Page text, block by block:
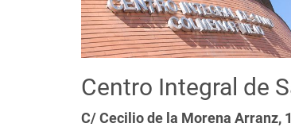
Centro Integral de
C/ Cecilio de la Morena Arranz, 1